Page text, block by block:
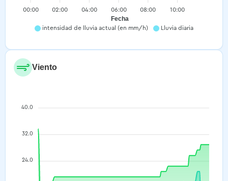
intensidad de lluvia actual (en mm/h) Lluvia diaria
00:00 02:00 04:00 06:00 08:00 10:00
Fecha
Viento
40.0
32.0
24.0